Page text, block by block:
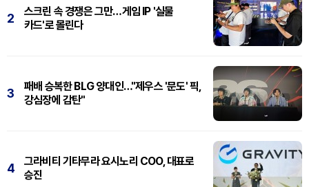
2
스크린 속 경쟁은 그만…게임 IP '실물
카드'로 몰린다
3
패배 승복한 BLG 양대인…"제우스 '문도' 픽,
강심장에 감탄"
4
그라비티 기타무라 요시노리 COO, 대표로
승진